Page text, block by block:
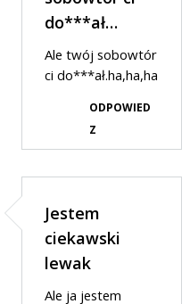
do***ał…
Ale twój sobowtór
ci do***ał.ha,ha,ha
ODPOWIED
Z
Jestem
ciekawski
lewak
Ale ja jestem